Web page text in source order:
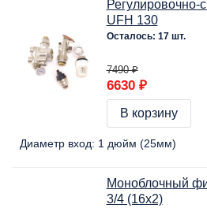
Регулировочно-
UFH 130
Осталось: 17 шт.
7490 ₽
6630 ₽
В корзину
Диаметр вход: 1 дюйм (25мм)
Моноблочный
3/4 (16х2)